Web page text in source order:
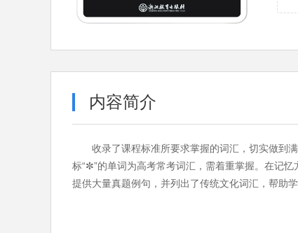
内容简介
收录了课程标准所要求掌握的词汇，切实做到
标“✼”的单词为高考常考词汇，需着重掌握。在记
提供大量真题例句，并列出了传统文化词汇，帮助